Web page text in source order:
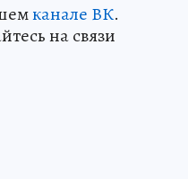
канале ВК.
на связи